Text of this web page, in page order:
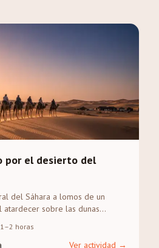
por el desierto del
del Sáhara a lomos de un
sobre las dunas
en un trek guiado.
1–2 horas
Ver actividad →